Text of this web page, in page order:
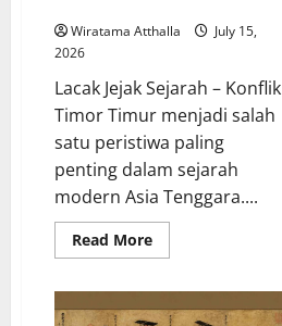
Wiratama Atthalla
July 15,
2026
Lacak Jejak Sejarah – Konflik
Timor Timur menjadi salah
satu peristiwa paling
penting dalam sejarah
modern Asia Tenggara....
Read MoreRead
more
Timor